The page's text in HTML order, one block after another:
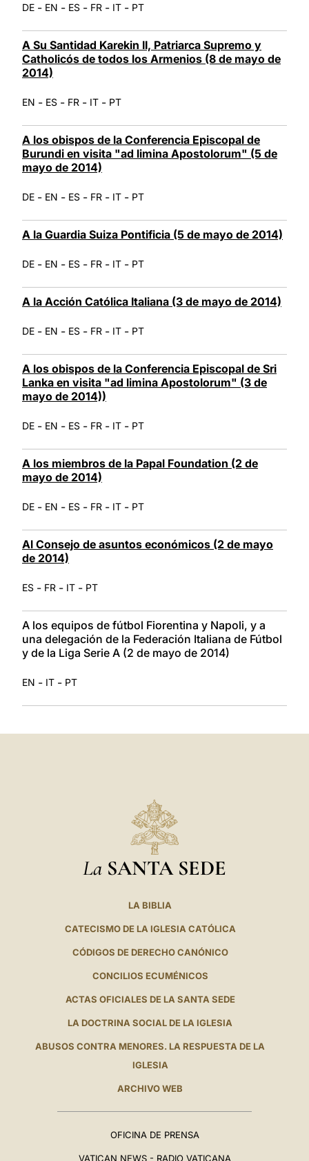
DE - EN - ES - FR - IT - PT
A Su Santidad Karekin II, Patriarca Supremo y
Catholicós de todos los Armenios (8 de mayo de
2014)
EN - ES - FR - IT - PT
A los obispos de la Conferencia Episcopal de
Burundi en visita "ad limina Apostolorum" (5 de
mayo de 2014)
DE - EN - ES - FR - IT - PT
A la Guardia Suiza Pontificia (5 de mayo de 2014)
DE - EN - ES - FR - IT - PT
A la Acción Católica Italiana (3 de mayo de 2014)
DE - EN - ES - FR - IT - PT
A los obispos de la Conferencia Episcopal de Sri
Lanka en visita "ad limina Apostolorum" (3 de
mayo de 2014))
DE - EN - ES - FR - IT - PT
A los miembros de la Papal Foundation (2 de
mayo de 2014)
DE - EN - ES - FR - IT - PT
Al Consejo de asuntos económicos (2 de mayo
de 2014)
ES - FR - IT - PT
A los equipos de fútbol Fiorentina y Napoli, y a
una delegación de la Federación Italiana de Fútbol
y de la Liga Serie A (2 de mayo de 2014)
EN - IT - PT
La SANTA SEDE
LA BIBLIA
CATECISMO DE LA IGLESIA CATÓLICA
CÓDIGOS DE DERECHO CANÓNICO
CONCILIOS ECUMÉNICOS
ACTAS OFICIALES DE LA SANTA SEDE
LA DOCTRINA SOCIAL DE LA IGLESIA
ABUSOS CONTRA MENORES. LA RESPUESTA DE LA
IGLESIA
ARCHIVO WEB
OFICINA DE PRENSA
VATICAN NEWS - RADIO VATICANA